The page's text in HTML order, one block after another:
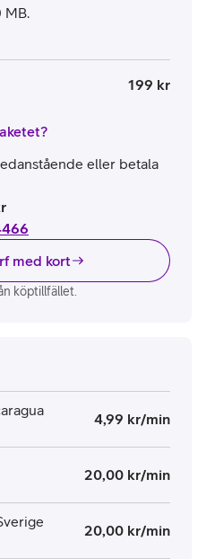
MB.
199 kr
eller betala
med kort
köptillfället.
4,99 kr/min
20,00 kr/min
20,00 kr/min